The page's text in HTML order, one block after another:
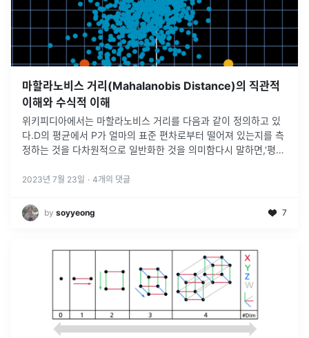
마할라노비스 거리(Mahalanobis Distance)의 직관적
이해와 수식적 이해
위키피디아에서는 마할라노비스 거리를 다음과 같이 정의하고 있
다.D의 평균에서 P가 얼마의 표준 편차로부터 떨어져 있는지를 측
정하는 것을 다차원적으로 일반화한 것을 의미함다시 말하면,'평균
거리를 얘기한다.무...
2023년 7월 23일 · 4개의 댓글
by soyyeong 7